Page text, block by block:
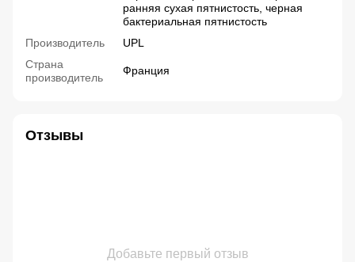
ранняя сухая пятнистость, черная
бактериальная пятнистость
Производитель
UPL
Страна
производитель
Франция
Отзывы
Добавьте первый отзыв